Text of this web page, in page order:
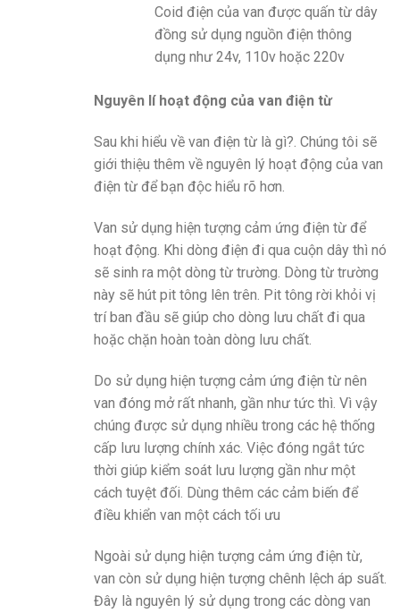
Coid điện của van được quấn từ dây
đồng sử dụng nguồn điện thông
dụng như 24v, 110v hoặc 220v
Nguyên lí hoạt động của van điện từ
Sau khi hiểu về van điện từ là gì?. Chúng tôi sẽ
giới thiệu thêm về nguyên lý hoạt động của van
điện từ để bạn độc hiểu rõ hơn.
Van sử dụng hiện tượng cảm ứng điện từ để
hoạt động. Khi dòng điện đi qua cuộn dây thì nó
sẽ sinh ra một dòng từ trường. Dòng từ trường
này sẽ hút pit tông lên trên. Pit tông rời khỏi vị
trí ban đầu sẽ giúp cho dòng lưu chất đi qua
hoặc chặn hoàn toàn dòng lưu chất.
Do sử dụng hiện tượng cảm ứng điện từ nên
van đóng mở rất nhanh, gần như tức thì. Vì vậy
chúng được sử dụng nhiều trong các hệ thống
cấp lưu lượng chính xác. Việc đóng ngắt tức
thời giúp kiểm soát lưu lượng gần như một
cách tuyệt đối. Dùng thêm các cảm biến để
điều khiển van một cách tối ưu
Ngoài sử dụng hiện tượng cảm ứng điện từ,
van còn sử dụng hiện tượng chênh lệch áp suất.
Đây là nguyên lý sử dụng trong các dòng van